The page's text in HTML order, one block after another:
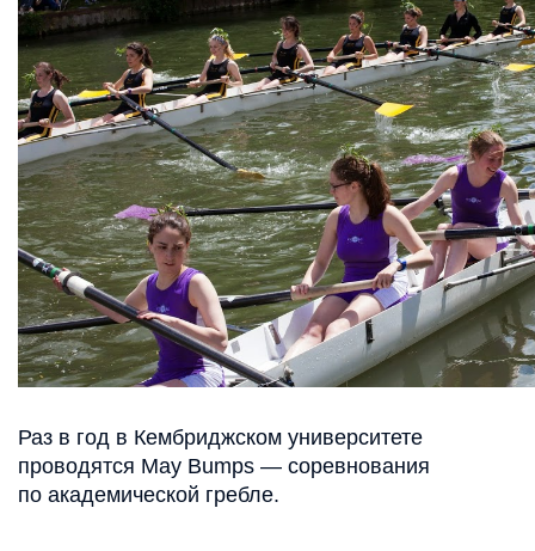
Раз в год в Кембриджском университете
проводятся May Bumps — соревнования
по академической гребле.